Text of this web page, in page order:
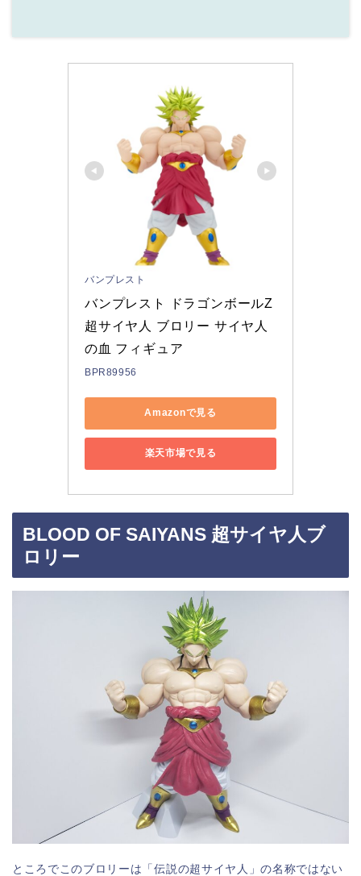
バンプレスト
バンプレスト ドラゴンボールZ
超サイヤ人 ブロリー サイヤ人
の血 フィギュア
BPR89956
Amazonで見る
楽天市場で見る
BLOOD OF SAIYANS 超サイヤ人ブ
ロリー
ところでこのブロリーは「伝説の超サイヤ人」の名称ではない